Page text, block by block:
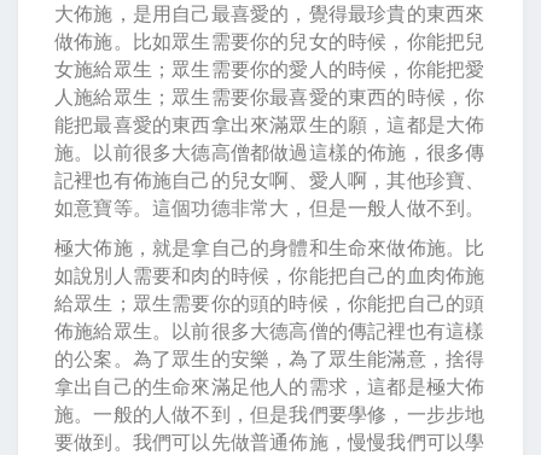
大佈施，是用自己最喜愛的，覺得最珍貴的東西來
做佈施。比如眾生需要你的兒女的時候，你能把兒
女施給眾生；眾生需要你的愛人的時候，你能把愛
人施給眾生；眾生需要你最喜愛的東西的時候，你
能把最喜愛的東西拿出來滿眾生的願，這都是大佈
施。以前很多大德高僧都做過這樣的佈施，很多傳
記裡也有佈施自己的兒女啊、愛人啊，其他珍寶、
如意寶等。這個功德非常大，但是一般人做不到。
極大佈施，就是拿自己的身體和生命來做佈施。比
如說別人需要和肉的時候，你能把自己的血肉佈施
給眾生；眾生需要你的頭的時候，你能把自己的頭
佈施給眾生。以前很多大德高僧的傳記裡也有這樣
的公案。為了眾生的安樂，為了眾生能滿意，捨得
拿出自己的生命來滿足他人的需求，這都是極大佈
施。一般的人做不到，但是我們要學修，一步步地
要做到。我們可以先做普通佈施，慢慢我們可以學